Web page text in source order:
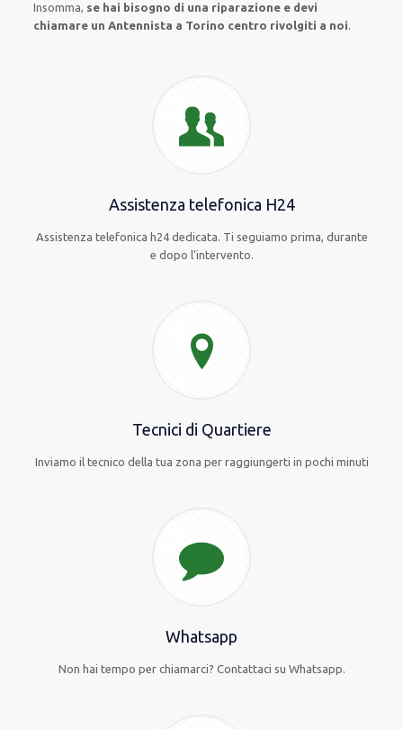
Insomma, se hai bisogno di una riparazione e devi
chiamare un Antennista a Torino centro rivolgiti a noi.
Assistenza telefonica H24
Assistenza telefonica h24 dedicata. Ti seguiamo prima, durante
e dopo l’intervento.
Tecnici di Quartiere
Inviamo il tecnico della tua zona per raggiungerti in pochi minuti
Whatsapp
Non hai tempo per chiamarci? Contattaci su Whatsapp.